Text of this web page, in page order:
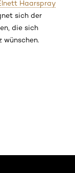
Haarspray
sich der
die sich
wünschen.